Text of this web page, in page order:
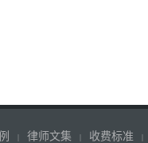
| 律师文集 | 收费标准 |